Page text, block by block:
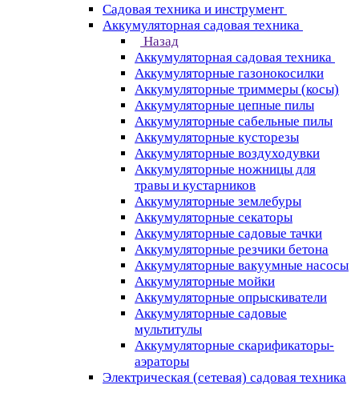
Cадовая техника и инструмент
Аккумуляторная садовая техника
Назад
Аккумуляторная садовая техника
Аккумуляторные газонокосилки
Аккумуляторные триммеры (косы)
Аккумуляторные цепные пилы
Аккумуляторные сабельные пилы
Аккумуляторные кусторезы
Аккумуляторные воздуходувки
Аккумуляторные ножницы для
травы и кустарников
Аккумуляторные землебуры
Аккумуляторные секаторы
Аккумуляторные садовые тачки
Аккумуляторные резчики бетона
Аккумуляторные вакуумные насосы
Аккумуляторные мойки
Аккумуляторные опрыскиватели
Аккумуляторные садовые
мультитулы
Аккумуляторные скарификаторы-
аэраторы
Электрическая (сетевая) садовая техника